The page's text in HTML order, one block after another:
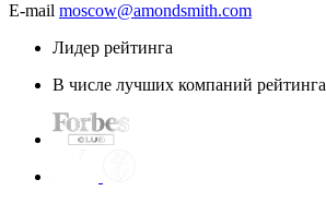
E-mail moscow@amondsmith.com
Лидер рейтинга
В числе лучших компаний рейтинга